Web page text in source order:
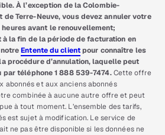
À l’exception de la Colombie-
de Terre-Neuve, vous devez annuler votre
avant le renouvellement;
à la fin de la période de facturation en
notreEntente du clientpour connaître les
procédure d’annulation, laquelle peut
téléphone 1 888 539-7474.Cette offre
abonnés et aux anciens abonnés
combinée à aucune autre offre et peut
à tout moment. L’ensemble des tarifs,
est sujet à modification. Le service de
ne pas être disponible si les données ne